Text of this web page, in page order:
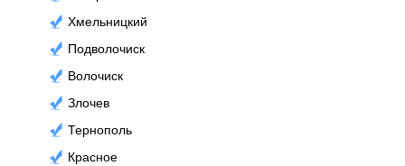
Хмельницкий
Подволочиск
Волочиск
Злочев
Тернополь
Красное